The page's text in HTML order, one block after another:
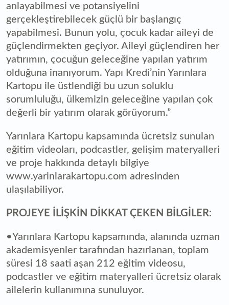
anlayabilmesi ve potansiyelini
gerçekleştirebilecek güçlü bir başlangıç
yapabilmesi. Bunun yolu, çocuk kadar aileyi de
güçlendirmekten geçiyor. Aileyi güçlendiren her
yatırımın, çocuğun geleceğine yapılan yatırım
olduğuna inanıyorum. Yapı Kredi’nin Yarınlara
Kartopu ile üstlendiği bu uzun soluklu
sorumluluğu, ülkemizin geleceğine yapılan çok
değerli bir yatırım olarak görüyorum.”
Yarınlara Kartopu kapsamında ücretsiz sunulan
eğitim videoları, podcastler, gelişim materyalleri
ve proje hakkında detaylı bilgiye
www.yarinlarakartopu.com adresinden
ulaşılabiliyor.
PROJEYE İLİŞKİN DİKKAT ÇEKEN BİLGİLER:
•Yarınlara Kartopu kapsamında, alanında uzman
akademisyenler tarafından hazırlanan, toplam
süresi 18 saati aşan 212 eğitim videosu,
podcastler ve eğitim materyalleri ücretsiz olarak
ailelerin kullanımına sunuluyor.